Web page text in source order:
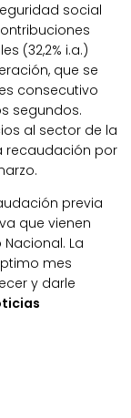
social
(32,2% i.a.)
que se
consecutivo
segundos.
al sector de la
recaudación por
previa
que vienen
La
mes
y darle